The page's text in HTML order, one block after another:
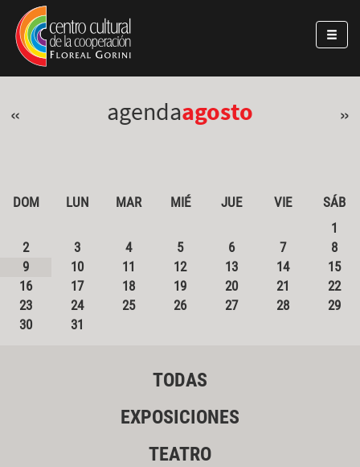
Pasar al contenido principal
Jump to main content
« agendaagosto »
DOM LUN MAR MIÉ JUE VIE
SÁB
1
2
3 4 5 6 7
8
9
10 11 12 13 14
15
16
17 18 19 20 21
22
23
24 25 26 27 28
29
30
31
TODAS
EXPOSICIONES
TEATRO